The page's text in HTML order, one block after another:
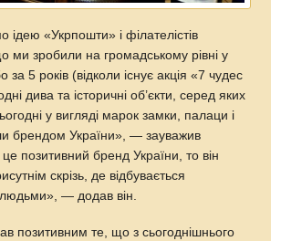
ідею «Укрпошти» і філателістів
ми зробили на громадському рівні у
за 5 років (відколи існує акція «7 чудес
дива та історичні об’єкти, серед яких
у вигляді марок замки, палаци і
брендом України», — зауважив
це позитивний бренд України, то він
скрізь, де відбувається
людьми», — додав він.
позитивним те, що з сьогоднішнього